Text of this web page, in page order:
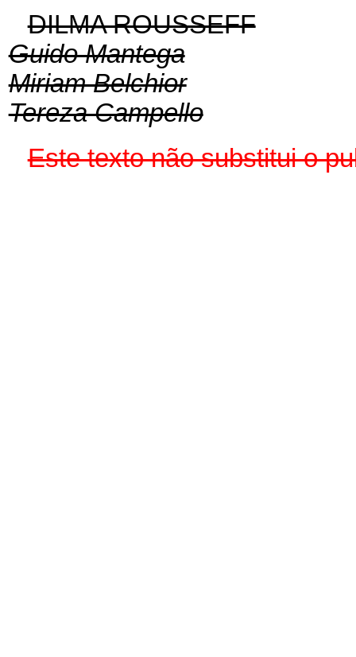
DILMA ROUSSEFF
Guido Mantega
Miriam Belchior
Tereza Campello
Este texto não substitui o